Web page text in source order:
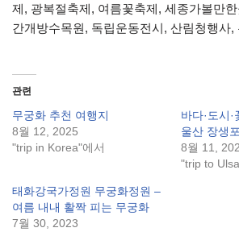
제, 광복절축제, 여름꽃축제, 세종가볼만
간개방수목원, 독립운동전시, 산림청행사,
관련
무궁화 추천 여행지
8월 12, 2025
"trip in Korea"에서
바다·도시
울산 장생
8월 11,
"trip to
태화강국가정원 무궁화정원 –
여름 내내 활짝 피는 무궁화
7월 30, 2023